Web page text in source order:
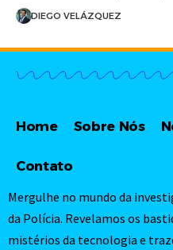
DIEGO VELÁZQUEZ
Home Sobre Nós
Contato
Mergulhe no mundo da
da Polícia. Revelamos os
mistérios da tecnologia e